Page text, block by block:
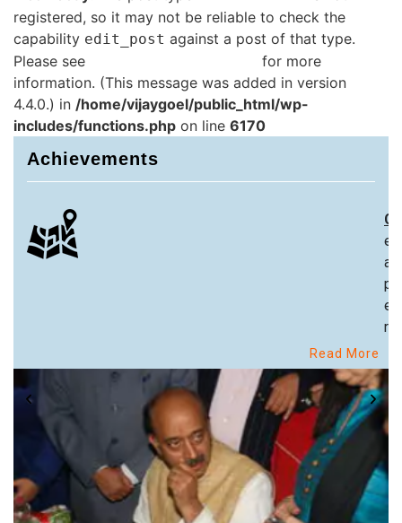
registered, so it may not be reliable to check the
capability edit_post against a post of that type.
Please see
for more
information. (This message was added in version
4.4.0.) in /home/vijaygoel/public_html/wp-
includes/functions.php on line 6170
Achievements
Read More